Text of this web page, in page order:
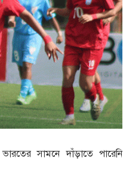
সামনে দাঁড়াতে পারেনি